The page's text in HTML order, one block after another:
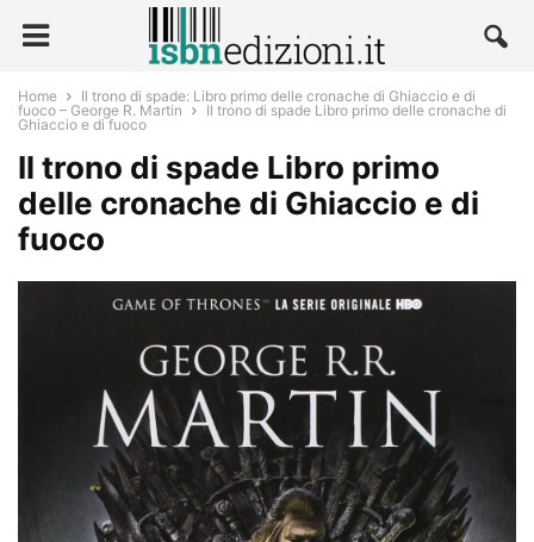
Home
Il trono di spade: Libro primo delle cronache di Ghiaccio e di
fuoco – George R. Martin
Il trono di spade Libro primo delle cronache di
Ghiaccio e di fuoco
Il trono di spade Libro primo
delle cronache di Ghiaccio e di
fuoco